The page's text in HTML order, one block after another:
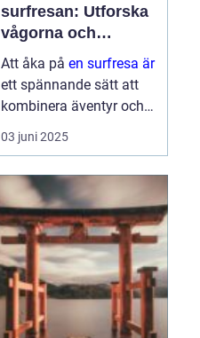
surfresan: Utforska
vågorna och
upptäck äventyret
Att åka på en surfresa är
ett spännande sätt att
kombinera äventyr och
avkoppling. Det ger
möjlighet att uppleva
samtidigt som man
utvecklar en ny f&au...
03 juni 2025